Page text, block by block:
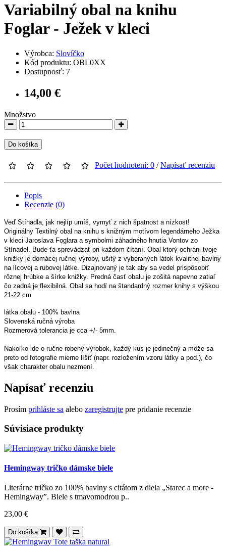
Variabilný obal na knihu
Foglar - Ježek v kleci
Výrobca: Slovíčko
Kód produktu: OBL0XX
Dostupnosť: 7
14,00 €
Množstvo
Do košíka
Počet hodnotení: 0 /Napísať recenziu
Popis
Recenzie (0)
Veď Stínadla, jak nejlíp umíš, vymyť z nich špatnost a nízkost!
Originálny Textilný obal na knihu s knižným motívom legendárneho Ježka
v kleci Jaroslava Foglara a symbolmi záhadného hnutia Vontov zo
Stínadel. Bude ťa sprevádzať pri každom čítaní. Obal ktorý ochráni tvoje
knižky je domácej ručnej výroby, ušitý z vyberaných látok kvalitnej bavlny
na lícovej a rubovej látke. Dizajnovaný je tak aby sa vedel prispôsobiť
rôznej hrúbke a šírke knižky. Predná časť obalu je zošitá napevno zatiaľ
čo zadná je flexibilná. Obal sa hodí na štandardný rozmer knihy s výškou
21-22 cm
látka obalu - 100% bavlna
Slovenská ručná výroba
Rozmerová tolerancia je cca +/- 5mm.
Nakoľko ide o ručne robený výrobok, každý kus je jedinečný a môže sa
preto od fotografie mierne líšiť (napr. rozložením vzoru látky a pod.), čo
však charakter obalu nezmení.
Napísať recenziu
Prosím prihláste sa alebo zaregistrujte pre pridanie recenzie
Súvisiace produkty
Hemingway tričko dámske biele
Literárne tričko zo 100% bavlny s citátom z diela „Starec a more -
Hemingway”. Biele s tmavomodrou p..
23,00 €
Do košíka